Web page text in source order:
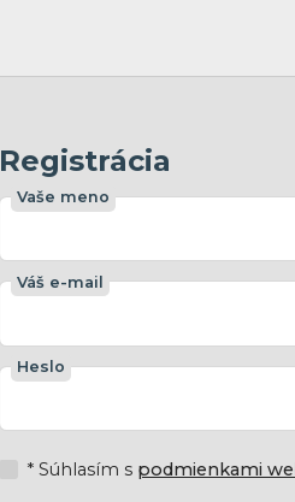
Registrácia
Vaše meno
Váš e-mail
Heslo
* Súhlasím s podmienkami